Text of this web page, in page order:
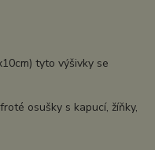
tyto výšivky se
osušky s kapucí, žíňky,